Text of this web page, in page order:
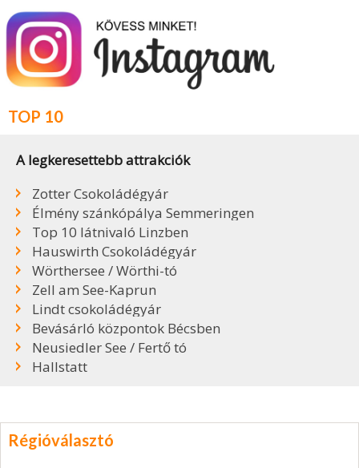
TOP 10
A legkeresettebb attrakciók
Zotter Csokoládégyár
Élmény szánkópálya Semmeringen
Top 10 látnivaló Linzben
Hauswirth Csokoládégyár
Wörthersee / Wörthi-tó
Zell am See-Kaprun
Lindt csokoládégyár
Bevásárló központok Bécsben
Neusiedler See / Fertő tó
Hallstatt
Régióválasztó